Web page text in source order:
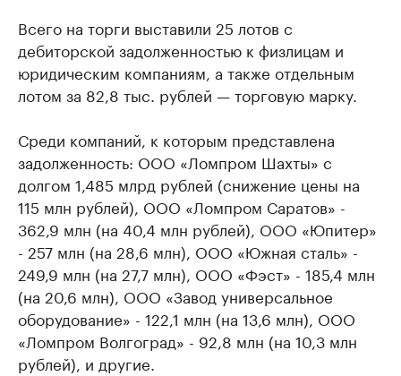
Всего на торги выставили 25 лотов с
дебиторской задолженностью к физлицам и
юридическим компаниям, а также отдельным
лотом за 82,8 тыс. рублей — торговую марку.
Среди компаний, к которым представлена
задолженность: ООО «Ломпром Шахты» с
долгом 1,485 млрд рублей (снижение цены на
115 млн рублей), ООО «Ломпром Саратов» -
362,9 млн (на 40,4 млн рублей), ООО «Юпитер»
- 257 млн (на 28,6 млн), ООО «Южная сталь» -
249,9 млн (на 27,7 млн), ООО «Фэст» - 185,4 млн
(на 20,6 млн), ООО «Завод универсальное
оборудование» - 122,1 млн (на 13,6 млн), ООО
«Ломпром Волгоград» - 92,8 млн (на 10,3 млн
рублей), и другие.